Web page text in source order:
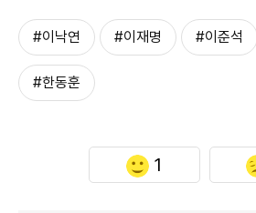
#이낙연 #이재명 #이준석
#한동훈
1